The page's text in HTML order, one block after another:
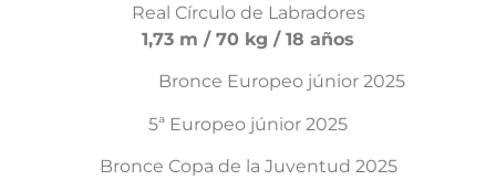
Real Círculo de Labradores
1,73 m / 70 kg / 18 años
Bronce Europeo júnior 2025
5ª Europeo júnior 2025
Bronce Copa de la Juventud 2025